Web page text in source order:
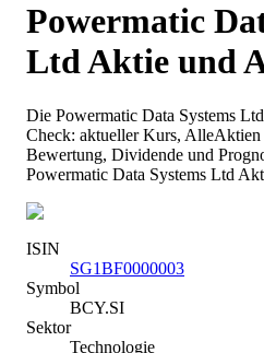
Powermatic
LtdAktie und
Die Powermatic Data Systems Ltd
Check: aktueller Kurs, AlleAktien
Bewertung, Dividende und
Powermatic Data Systems Ltd
ISIN
SG1BF0000003
Symbol
BCY.SI
Sektor
Technologie